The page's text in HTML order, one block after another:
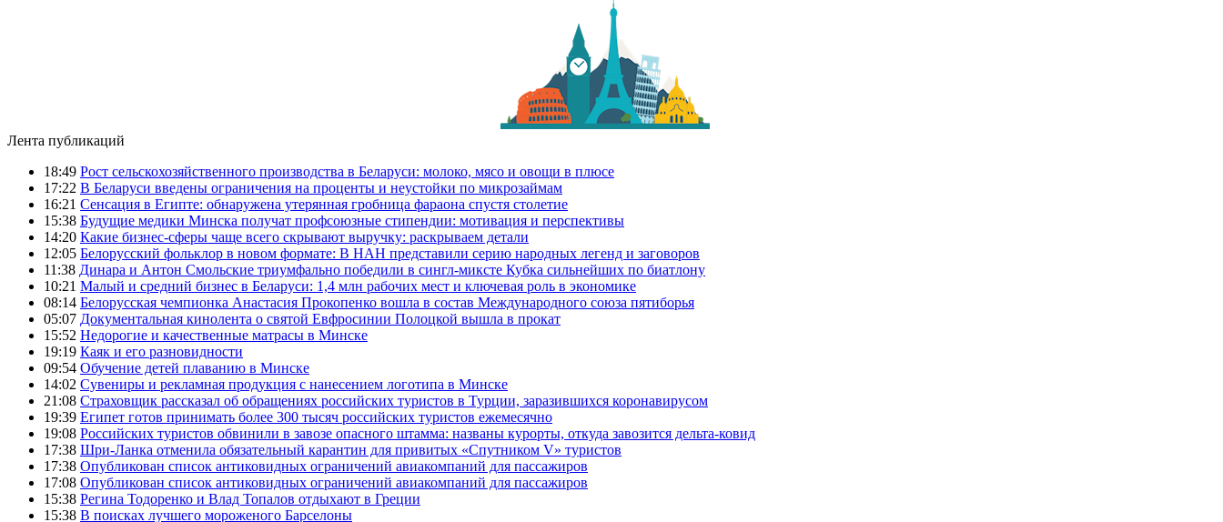
Лента публикаций
18:49 Рост сельскохозяйственного производства в Беларуси: молоко, мясо и овощи в плюсе
17:22 В Беларуси введены ограничения на проценты и неустойки по микрозаймам
16:21 Сенсация в Египте: обнаружена утерянная гробница фараона спустя столетие
15:38 Будущие медики Минска получат профсоюзные стипендии: мотивация и перспективы
14:20 Какие бизнес-сферы чаще всего скрывают выручку: раскрываем детали
12:05 Белорусский фольклор в новом формате: В НАН представили серию народных легенд и заговоров
11:38 Динара и Антон Смольские триумфально победили в сингл-миксте Кубка сильнейших по биатлону
10:21 Малый и средний бизнес в Беларуси: 1,4 млн рабочих мест и ключевая роль в экономике
08:14 Белорусская чемпионка Анастасия Прокопенко вошла в состав Международного союза пятиборья
05:07 Документальная кинолента о святой Евфросинии Полоцкой вышла в прокат
15:52 Недорогие и качественные матрасы в Минске
19:19 Каяк и его разновидности
09:54 Обучение детей плаванию в Минске
14:02 Сувениры и рекламная продукция с нанесением логотипа в Минске
21:08 Страховщик рассказал об обращениях российских туристов в Турции, заразившихся коронавирусом
19:39 Египет готов принимать более 300 тысяч российских туристов ежемесячно
19:08 Российских туристов обвинили в завозе опасного штамма: названы курорты, откуда завозится дельта-ковид
17:38 Шри-Ланка отменила обязательный карантин для привитых «Спутником V» туристов
17:38 Опубликован список антиковидных ограничений авиакомпаний для пассажиров
17:08 Опубликован список антиковидных ограничений авиакомпаний для пассажиров
15:38 Регина Тодоренко и Влад Топалов отдыхают в Греции
15:38 В поисках лучшего мороженого Барселоны